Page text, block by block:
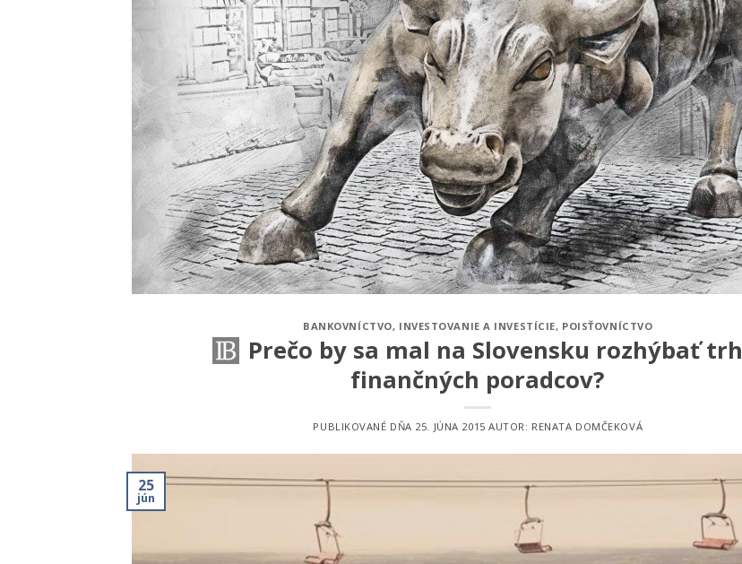
BANKOVNÍCTVO, INVESTOVANIE A INVESTÍCIE, POISŤOVNÍCTVO
Prečo by sa mal na Slovensku rozhýbať trh
finančných poradcov?
PUBLIKOVANÉ DŇA 25. JÚNA 2015 AUTOR: RENATA DOMČEKOVÁ
25
jún